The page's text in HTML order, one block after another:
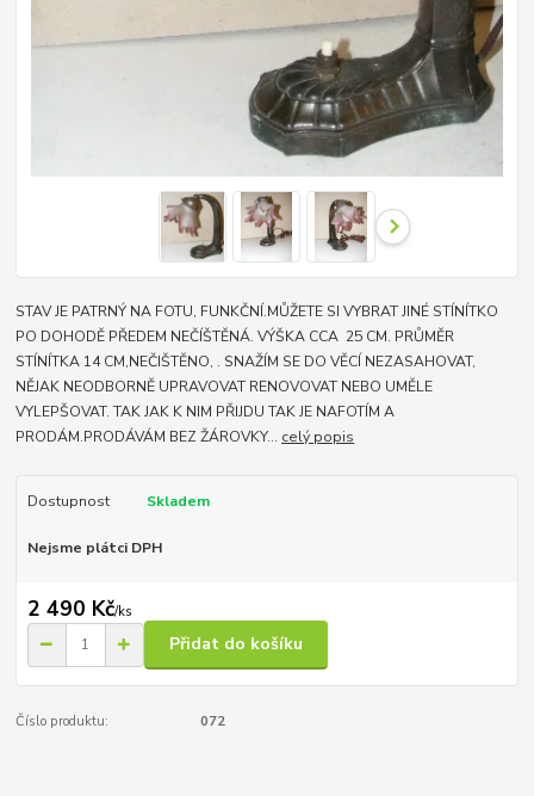
STAV JE PATRNÝ NA FOTU, FUNKČNÍ.MŮŽETE SI VYBRAT JINÉ STÍNÍTKO
PO DOHODĚ PŘEDEM NEČÍŠTĚNÁ. VÝŠKA CCA 25 CM. PRŮMĚR
STÍNÍTKA 14 CM,NEČIŠTĚNO, . SNAŽÍM SE DO VĚCÍ NEZASAHOVAT,
NĚJAK NEODBORNĚ UPRAVOVAT RENOVOVAT NEBO UMĚLE
VYLEPŠOVAT. TAK JAK K NIM PŘIJDU TAK JE NAFOTÍM A
PRODÁM.PRODÁVÁM BEZ ŽÁROVKY... celý popis
Dostupnost Skladem
Nejsme plátci DPH
2 490 Kč/ks
Přidat do košíku
Číslo produktu: 072